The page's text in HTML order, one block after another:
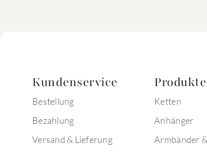
Kundenservice
Bestellung
Bezahlung
Versand & Lieferung
Produkte
Ketten
Anhänger
Armbänder